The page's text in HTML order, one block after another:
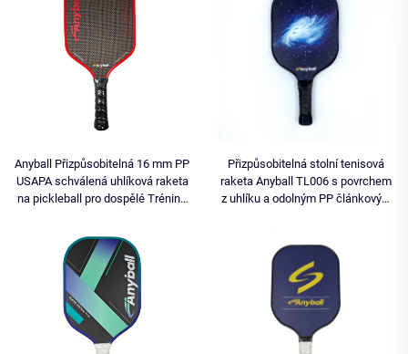
Anyball Přizpůsobitelná 16 mm PP
USAPA schválená uhlíková raketa
na pickleball pro dospělé Trénink
Přizpůsobitelná stolní tenisová
raketa Anyball TL006 s povrchem
z uhlíku a odolným PP článkovým